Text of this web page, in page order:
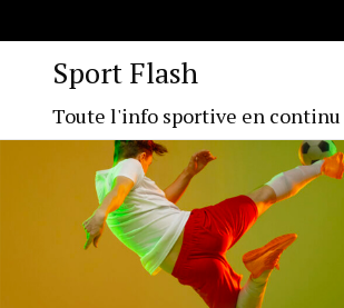
Sport Flash
Toute l'info sportive en continu